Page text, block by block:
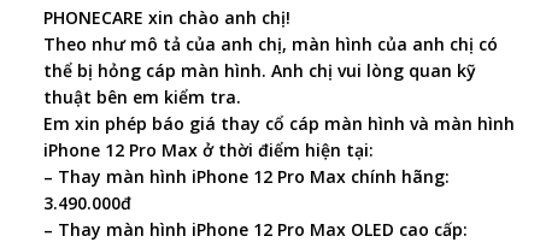
PHONECARE xin chào anh chị!
Theo như mô tả của anh chị, màn hình của anh chị có
thể bị hỏng cáp màn hình. Anh chị vui lòng quan kỹ
thuật bên em kiểm tra.
Em xin phép báo giá thay cổ cáp màn hình và màn hình
iPhone 12 Pro Max ở thời điểm hiện tại:
– Thay màn hình iPhone 12 Pro Max chính hãng:
3.490.000đ
– Thay màn hình iPhone 12 Pro Max OLED cao cấp: